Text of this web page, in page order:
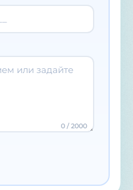
0 / 2000